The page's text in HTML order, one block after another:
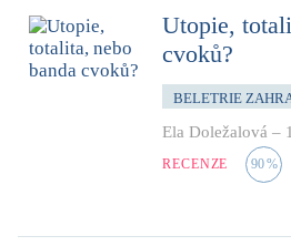
Utopie,
cvoků?
BELETRIE
Ela Doležalová –
RECENZE 90%